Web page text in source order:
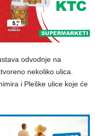
odvodnje na
nekoliko ulica.
i Pleške ulice koje će